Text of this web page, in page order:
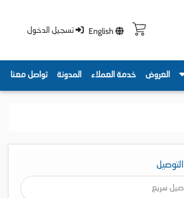
English تسجيل الدخول
العروض خدمة العملاء المدونة تواصل معنا
سريع